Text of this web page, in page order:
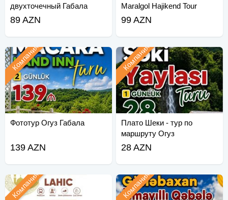
двухточечный Габала
Шеки Тур по плато
89 AZN
Maralgol Hajikend Tour
99 AZN
Фототур Огуз Габала
Компания
139 AZN
Плато Шеки - тур по
маршруту Огуз
Компания
28 AZN
Компания Компания